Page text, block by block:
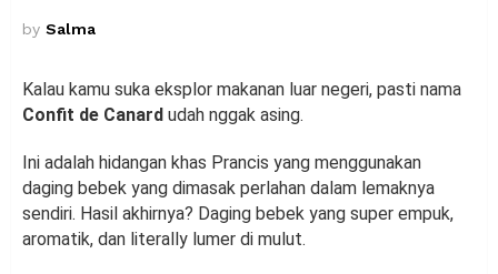
by Salma
Kalau kamu suka eksplor makanan luar negeri, pasti nama
Confit de Canard udah nggak asing.
Ini adalah hidangan khas Prancis yang menggunakan
daging bebek yang dimasak perlahan dalam lemaknya
sendiri. Hasil akhirnya? Daging bebek yang super empuk,
aromatik, dan literally lumer di mulut.